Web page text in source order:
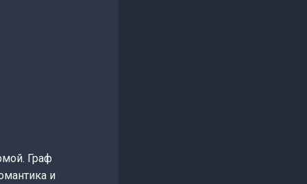
Граф
и